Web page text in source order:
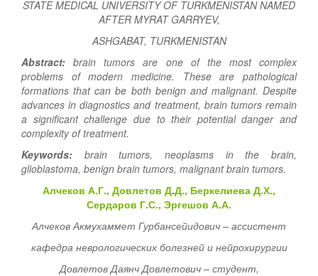
STATE MEDICAL UNIVERSITY OF TURKMENISTAN NAMED
AFTER MYRAT GARRYEV,
ASHGABAT, TURKMENISTAN
Abstract:brain tumors are one of the most complex
problems of modern medicine. These are pathological
formations that can be both benign and malignant. Despite
advances in diagnostics and treatment, brain tumors remain
a significant challenge due to their potential danger and
complexity of treatment.
Keywords: brain tumors, neoplasms in the brain,
glioblastoma, benign brain tumors, malignant brain tumors.
Алчеков А.Г., Довлетов Д.Д., Беркелиева Д.Х.,
Сердаров Г.С., Эргешов А.А.
Алчеков Акмухаммет Гурбансейидович – ассистент
кафедра неврологических болезней и нейрохирургии
Довлетов Даянч Довлетович– студент,